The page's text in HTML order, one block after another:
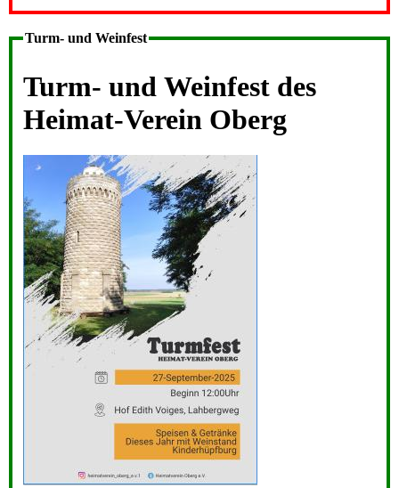
Turm- und Weinfest
Turm- und Weinfest des
Heimat-Verein Oberg